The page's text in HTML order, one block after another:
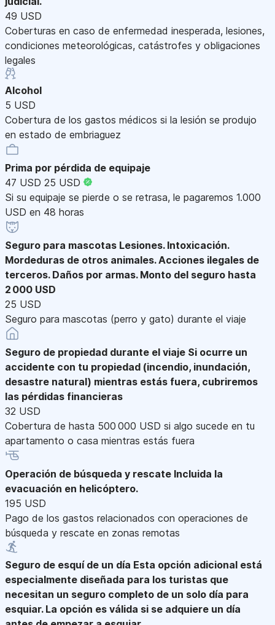
49 USD
Coberturas en caso de enfermedad inesperada, lesiones,
condiciones meteorológicas, catástrofes y obligaciones
legales
Alcohol
5 USD
Cobertura de los gastos médicos si la lesión se produjo
en estado de embriaguez
Prima por pérdida de equipaje
47 USD 25 USD
Si su equipaje se pierde o se retrasa, le pagaremos 1.000
USD en 48 horas
Seguro para mascotas Lesiones. Intoxicación.
Mordeduras de otros animales. Acciones ilegales de
terceros. Daños por armas. Monto del seguro hasta
2 000 USD
25 USD
Seguro para mascotas (perro y gato) durante el viaje
Seguro de propiedad durante el viaje Si ocurre un
accidente con tu propiedad (incendio, inundación,
desastre natural) mientras estás fuera, cubriremos
las pérdidas financieras
32 USD
Cobertura de hasta 500 000 USD si algo sucede en tu
apartamento o casa mientras estás fuera
Operación de búsqueda y rescate Incluida la
evacuación en helicóptero.
195 USD
Pago de los gastos relacionados con operaciones de
búsqueda y rescate en zonas remotas
Seguro de esquí de un día Esta opción adicional está
especialmente diseñada para los turistas que
necesitan un seguro completo de un solo día para
esquiar. La opción es válida si se adquiere un día